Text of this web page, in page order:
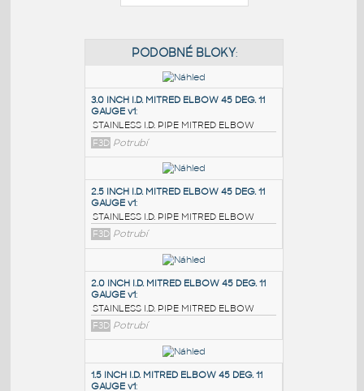
PODOBNÉ BLOKY:
3.0 INCH I.D. MITRED ELBOW 45 DEG. 11
GAUGE v1:
STAINLESS I.D. PIPE MITRED ELBOW
F3D Potrubí
2.5 INCH I.D. MITRED ELBOW 45 DEG. 11
STAINLESS I.D. PIPE MITRED ELBOW